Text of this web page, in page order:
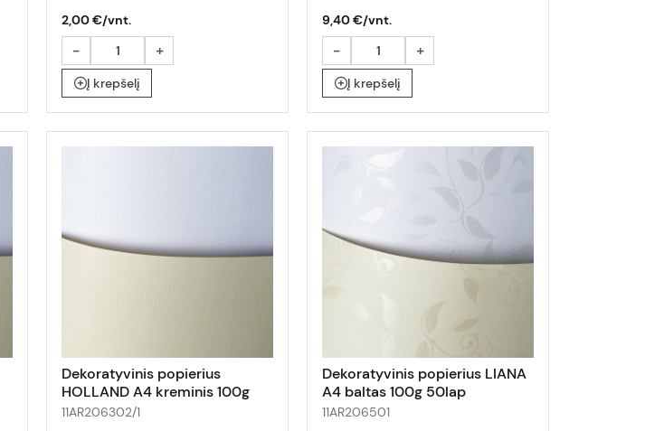
2,00 €/vnt.
- +
Į krepšelį
9,40 €/vnt.
- +
Į krepšelį
Dekoratyvinis popierius
HOLLAND A4 kreminis 100g
1lap
11AR206302/1
Dekoratyvinis popierius LIANA
A4 baltas 100g 50lap
11AR206501